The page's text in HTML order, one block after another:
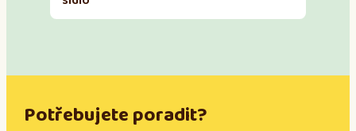
Potřebujete poradit?